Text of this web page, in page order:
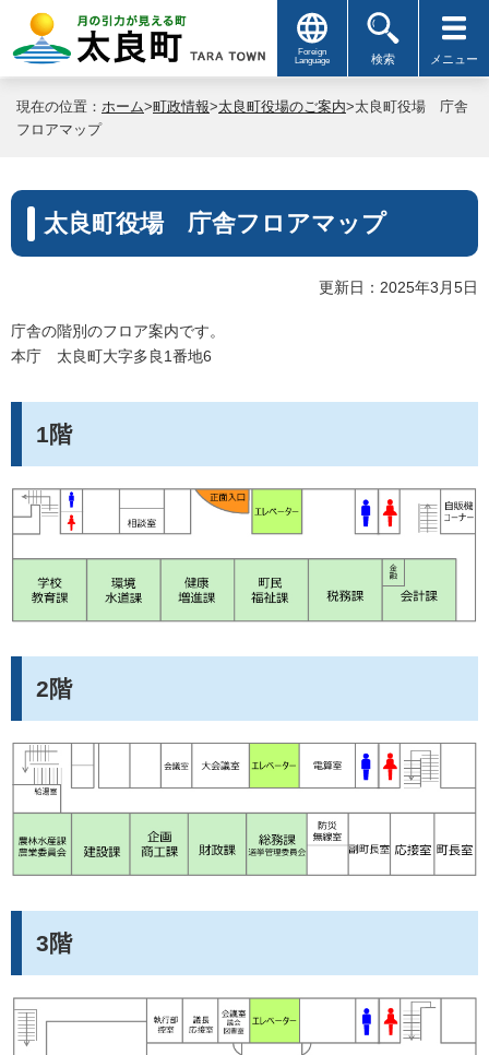
Foreign
Language
検索 メニュー
現在の位置： ホーム>町政情報>太良町役場のご案内>太良町役場 庁舎
フロアマップ
太良町役場 庁舎フロアマップ
更新日：2025年3月5日
庁舎の階別のフロア案内です。
本庁 太良町大字多良1番地6
1階
2階
3階